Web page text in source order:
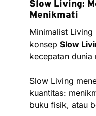
Slow Living:
Menikmati
Minimalist
konsep Slow
kecepatan dunia
Slow Living
kuantitas:
buku fisik, atau